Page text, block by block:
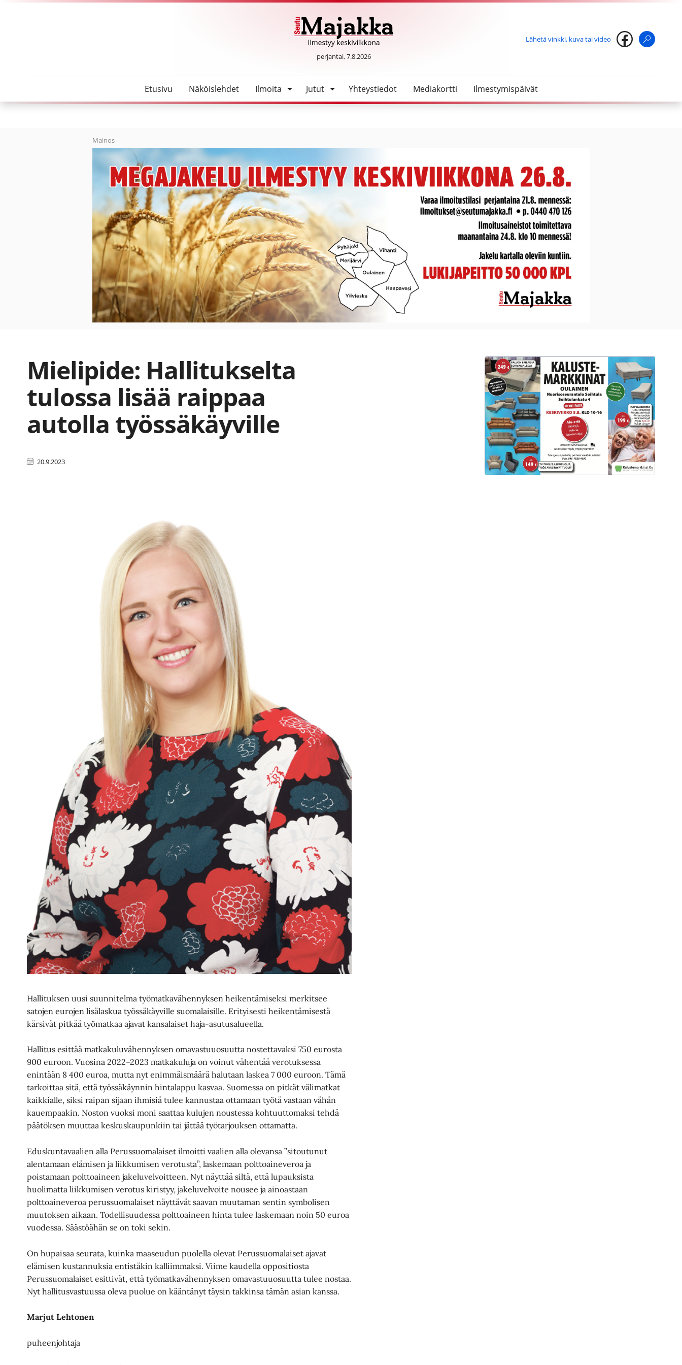
SeutuMajakka
perjantai, 7.8.2026
Lähetä vinkki, kuva tai video
Etusivu Näköislehdet Ilmoita Jutut Yhteystiedot Mediakortti Ilmestymispäivät
Mainos
Mielipide: Hallitukselta
tulossa lisää raippaa
autolla työssäkäyville
20.9.2023
Hallituksen uusi suunnitelma työmatkavähennyksen heikentämiseksi merkitsee
satojen eurojen lisälaskua työssäkäyville suomalaisille. Erityisesti heikentämisestä
kärsivät pitkää työmatkaa ajavat kansalaiset haja-asutusalueella.
Hallitus esittää matkakuluvähennyksen omavastuuosuutta nostettavaksi 750 eurosta
900 euroon. Vuosina 2022–2023 matkakuluja on voinut vähentää verotuksessa
enintään 8 400 euroa, mutta nyt enimmäismäärä halutaan laskea 7 000 euroon. Tämä
tarkoittaa sitä, että työssäkäynnin hintalappu kasvaa. Suomessa on pitkät välimatkat
kaikkialle, siksi raipan sijaan ihmisiä tulee kannustaa ottamaan työtä vastaan vähän
kauempaakin. Noston vuoksi moni saattaa kulujen noustessa kohtuuttomaksi tehdä
päätöksen muuttaa keskuskaupunkiin tai jättää työtarjouksen ottamatta.
Eduskuntavaalien alla Perussuomalaiset ilmoitti vaalien alla olevansa ”sitoutunut
alentamaan elämisen ja liikkumisen verotusta”, laskemaan polttoaineveroa ja
poistamaan polttoaineen jakeluvelvoitteen. Nyt näyttää siltä, että lupauksista
huolimatta liikkumisen verotus kiristyy, jakeluvelvoite nousee ja ainoastaan
polttoaineveroa perussuomalaiset näyttävät saavan muutaman sentin symbolisen
muutoksen aikaan. Todellisuudessa polttoaineen hinta tulee laskemaan noin 50 euroa
vuodessa. Säästöähän se on toki sekin.
On hupaisaa seurata, kuinka maaseudun puolella olevat Perussuomalaiset ajavat
elämisen kustannuksia entistäkin kalliimmaksi. Viime kaudella oppositiosta
Perussuomalaiset esittivät, että työmatkavähennyksen omavastuuosuutta tulee nostaa.
Nyt hallitusvastuussa oleva puolue on kääntänyt täysin takkinsa tämän asian kanssa.
Marjut Lehtonen
puheenjohtaja